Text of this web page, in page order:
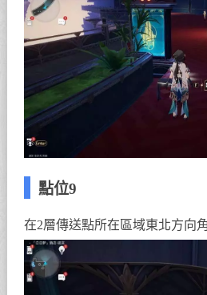
點位9
在2層傳送點所在區域東北方向